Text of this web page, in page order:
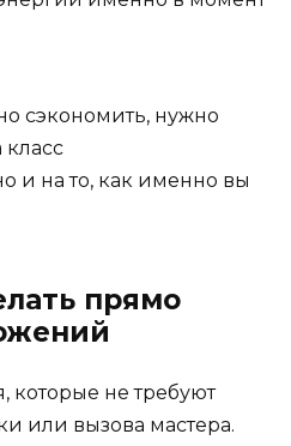
сэкономить, нужно
класс
и на то, как именно вы
прямо
которые не требуют
или вызова мастера.